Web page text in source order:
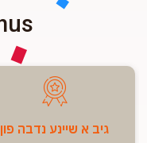
גיב א שיינע נדבה פון